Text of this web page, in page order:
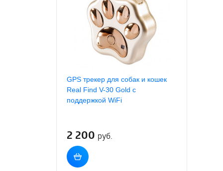
GPS трекер для собак и кошек
Real Find V-30 Gold с
поддержкой WiFi
2 200 руб.